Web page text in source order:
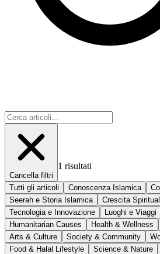
Cancella filtri
1 risultati
Tutti gli articoli Conoscenza Islamica
Seerah e Storia Islamica
Crescita
Tecnologia e Innovazione
Luoghi e Viaggi
Humanitarian Causes
Health & Wellness
Arts & Culture
Society & Community
Food & Halal Lifestyle
Science & Nature